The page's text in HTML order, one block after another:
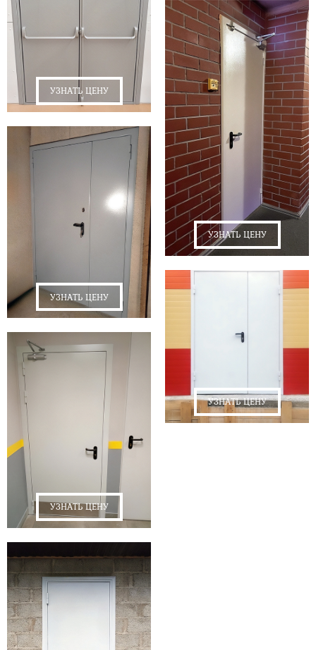
УЗНАТЬ ЦЕНУ
УЗНАТЬ ЦЕНУ
УЗНАТЬ ЦЕНУ
УЗНАТЬ ЦЕНУ
УЗНАТЬ ЦЕНУ